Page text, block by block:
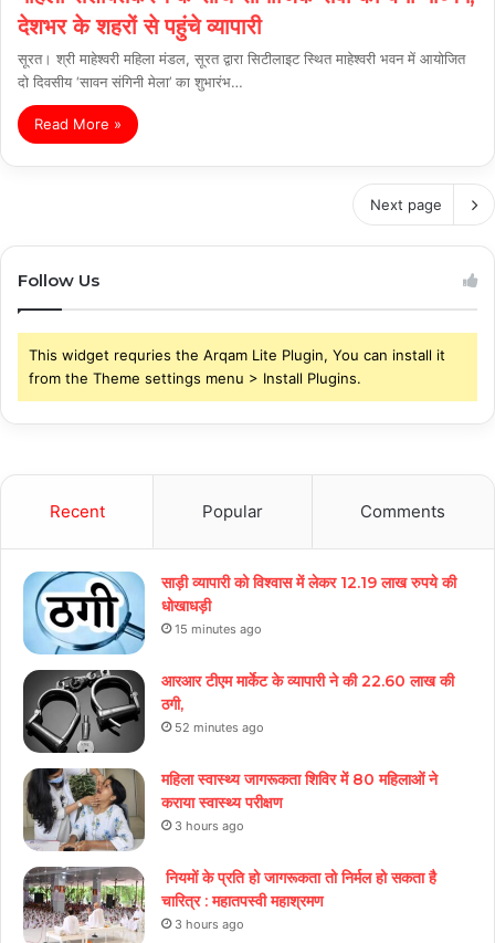
देशभर के शहरों से पहुंचे व्यापारी
सूरत। श्री माहेश्वरी महिला मंडल, सूरत द्वारा सिटीलाइट स्थित माहेश्वरी भवन में आयोजित
दो दिवसीय ‘सावन संगिनी मेला’ का शुभारंभ…
Read More »
Next page
Follow Us
This widget requries the Arqam Lite Plugin, You can install it
from the Theme settings menu > Install Plugins.
Recent Popular Comments
साड़ी व्यापारी को विश्वास में लेकर 12.19 लाख रुपये की
धोखाधड़ी
15 minutes ago
आरआर टीएम मार्केट के व्यापारी ने की 22.60 लाख की
ठगी,
52 minutes ago
महिला स्वास्थ्य जागरूकता शिविर में 80 महिलाओं ने
कराया स्वास्थ्य परीक्षण
3 hours ago
नियमों के प्रति हो जागरूकता तो निर्मल हो सकता है
चारित्र : महातपस्वी महाश्रमण
3 hours ago